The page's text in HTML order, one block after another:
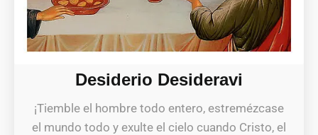
Desiderio Desideravi
¡Tiemble el hombre todo entero, estremézcase
el mundo todo y exulte el cielo cuando Cristo, el